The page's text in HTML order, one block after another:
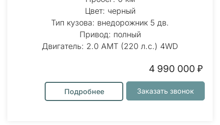
Цвет: черный
Тип кузова: внедорожник 5 дв.
Привод: полный
Двигатель: 2.0 AMT (220 л.с.) 4WD
4 990 000 ₽
Подробнее Заказать звонок